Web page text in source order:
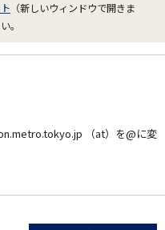
（新しいウィンドウで開きま
。
（at）を@に変